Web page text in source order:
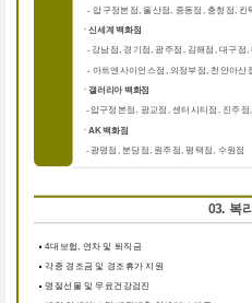
- 압구정본점, 울산점, 중동점, 충청점, 킨
ㆍ신세계 백화점
- 강남점, 경기점, 광주점, 김해점, 대구점
- 아트앤사이언스점, 의정부점, 천안아산
ㆍ갤러리아 백화점
-압구정본점, 광교점, 센터시티점, 진주점
ㆍAK 백화점
-광명점, 분당점, 원주점, 평택점, 수원점
03. 복
4대보험, 연차 및 퇴직금
각종 경조금 및 경조휴가 지원
명절선물 및 무료건강검진